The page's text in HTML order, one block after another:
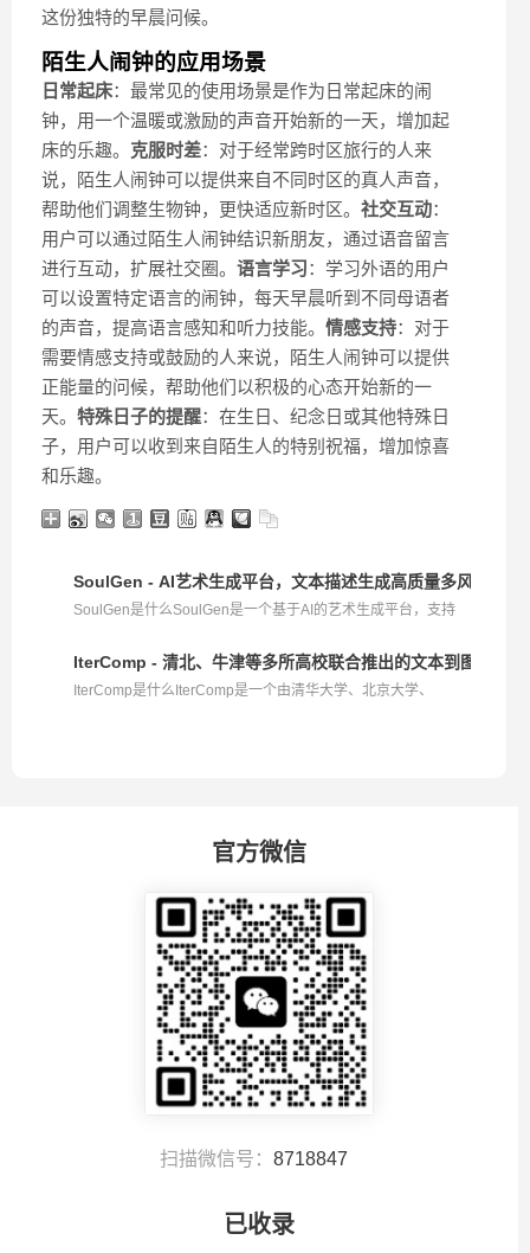
这份独特的早晨问候。
陌生人闹钟的应用场景
日常起床：最常见的使用场景是作为日常起床的闹
钟，用一个温暖或激励的声音开始新的一天，增加起
床的乐趣。 克服时差：对于经常跨时区旅行的人来
说，陌生人闹钟可以提供来自不同时区的真人声音，
帮助他们调整生物钟，更快适应新时区。 社交互动：
用户可以通过陌生人闹钟结识新朋友，通过语音留言
进行互动，扩展社交圈。 语言学习：学习外语的用户
可以设置特定语言的闹钟，每天早晨听到不同母语者
的声音，提高语言感知和听力技能。 情感支持：对于
需要情感支持或鼓励的人来说，陌生人闹钟可以提供
正能量的问候，帮助他们以积极的心态开始新的一
天。 特殊日子的提醒：在生日、纪念日或其他特殊日
子，用户可以收到来自陌生人的特别祝福，增加惊喜
和乐趣。
SoulGen - AI艺术生成平台，文本描述生成高质量多风格作品
SoulGen是什么SoulGen是一个基于AI的艺术生成平台，支持
IterComp - 清北、牛津等多所高校联合推出的文本到图像生成
IterComp是什么IterComp是一个由清华大学、北京大学、
官方微信
扫描微信号： 8718847
已收录